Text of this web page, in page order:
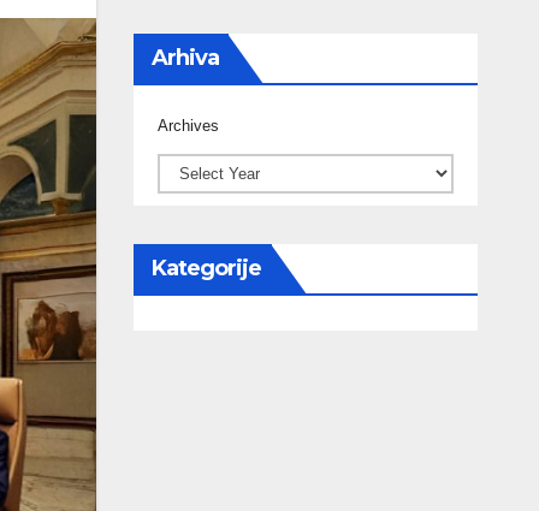
Arhiva
Archives
Kategorije